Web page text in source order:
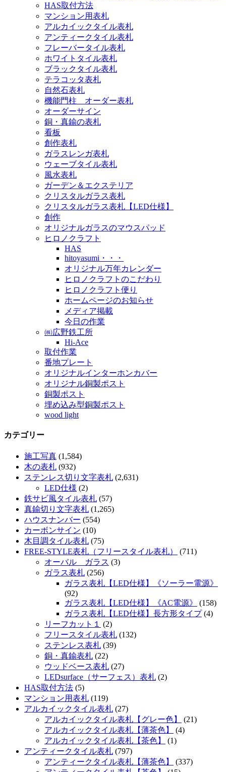
HAS取付方法
マンション用表札
アルカイックタイル表札
アンティークタイル表札
フレーバータイル表札
ホワイトタイル表札
ブラックタイル表札
テラコッタ表札
自然石表札
機能門柱 オーダー表札
オーダーサイン
銅・真鍮の表札
看板
創作表札
ガラスレンガ表札
ウェーブタイル表札
風水表札
ガーデン＆エクステリア
クリスタルガラス表札
クリスタルガラス表札【LED仕様】
創作
オリジナルガラスのマウスパッド
ヒロノクラフト
HAS
hitoyasumi・・・
オリジナル万年カレンダー
ヒロノクラフトのこだわり
ヒロノクラフト便り
ホームページのお知らせ
メディア掲載
今日の作業
㈱広野鉄工所
Hi-Ace
取付作業
番地プレート
オリジナルインターホンカバー
オリジナル銅製ポスト
銅製ポスト
埋め込み型銅製ポスト
wood light
カテゴリー
施工写真 (1,584)
木の表札 (932)
ステンレス切り文字表札 (2,631)
LED仕様 (2)
鉄サビ風タイル表札 (57)
真鍮切り文字表札 (1,265)
ハウスナンバー (554)
カーボンサイン (10)
木目調タイル表札 (75)
FREE-STYLE表札（フリースタイル表札）
(711)
オーバル ガラス (3)
ガラス表札 (256)
ガラス表札【LED仕様】《ソーラー電源》
(92)
ガラス表札【LED仕様】《AC電源》
(158)
ガラス表札【LED仕様】長方形タイプ(4)
リーフカット１
(2)
フリースタイル表札 (132)
ステンレス表札 (39)
銅・真鍮表札 (22)
ウッドベース表札 (27)
LEDsurface（サーフェス）表札 (2)
HAS取付方法 (5)
マンション用表札 (119)
アルカイックタイル表札 (27)
アルカイックタイル表札【グレー色】
(21)
アルカイックタイル表札【薄茶色】
(4)
アルカイックタイル表札【茶色】
(1)
アンティークタイル表札 (797)
アンティークタイル表札【薄茶色】
(337)